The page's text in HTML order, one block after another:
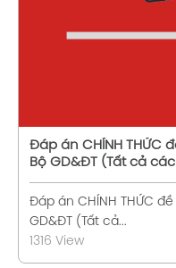
Đáp án CHÍNH THỨC
Bộ GD&ĐT (Tất cả
Đáp án CHÍNH THỨC
GD&ĐT (Tất cả...
1316 View